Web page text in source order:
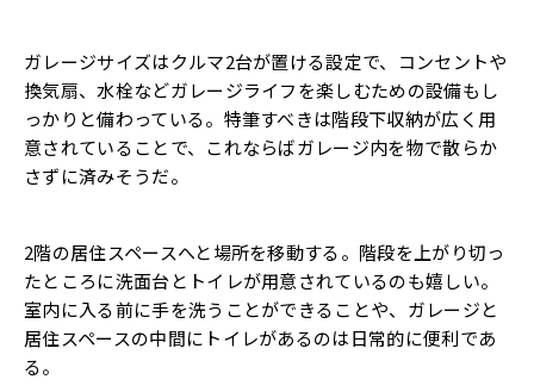
ガレージサイズはクルマ2台が置ける設定で、コンセントや
換気扇、水栓などガレージライフを楽しむための設備もし
っかりと備わっている。特筆すべきは階段下収納が広く用
意されていることで、これならばガレージ内を物で散らか
さずに済みそうだ。
2階の居住スペースへと場所を移動する。階段を上がり切っ
たところに洗面台とトイレが用意されているのも嬉しい。
室内に入る前に手を洗うことができることや、ガレージと
居住スペースの中間にトイレがあるのは日常的に便利であ
る。